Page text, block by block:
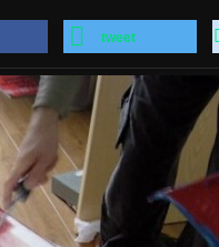
tweet